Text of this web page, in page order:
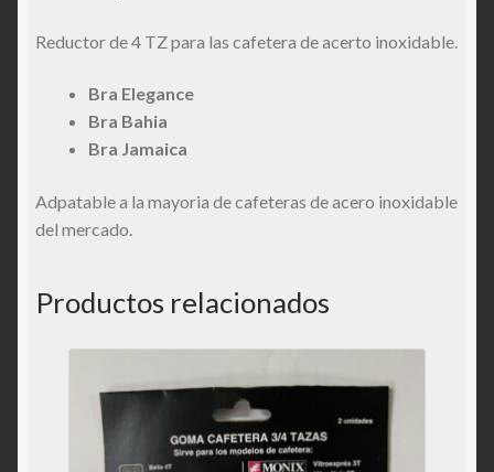
Reductor de 4 TZ para las cafetera de acerto inoxidable.
Bra Elegance
Bra Bahia
Bra Jamaica
Adpatable a la mayoria de cafeteras de acero inoxidable
del mercado.
Productos relacionados